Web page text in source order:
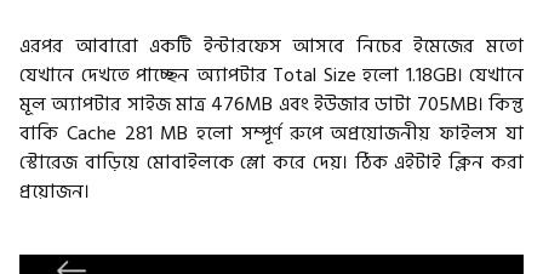
এরপর আবারো একটি ইন্টারফেস আসবে নিচের ইমেজের মতো
যেখানে দেখতে পাচ্ছেন অ্যাপটার Total Size হলো 1.18GB। যেখানে
মূল অ্যাপটার সাইজ মাত্র 476MB এবং ইউজার ডাটা 705MB। কিন্তু
বাকি Cache 281 MB হলো সম্পূর্ণ রুপে অপ্রয়োজনীয় ফাইলস যা
স্টোরেজ বাড়িয়ে মোবাইলকে স্লো করে দেয়। ঠিক এইটাই ক্লিন করা
প্রয়োজন।